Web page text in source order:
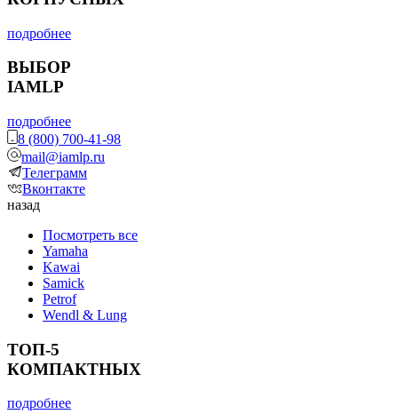
подробнее
ВЫБОР
IAMLP
подробнее
8 (800) 700-41-98
mail@iamlp.ru
Телеграмм
Вконтакте
назад
Посмотреть все
Yamaha
Kawai
Samick
Petrof
Wendl & Lung
ТОП-5
КОМПАКТНЫХ
подробнее